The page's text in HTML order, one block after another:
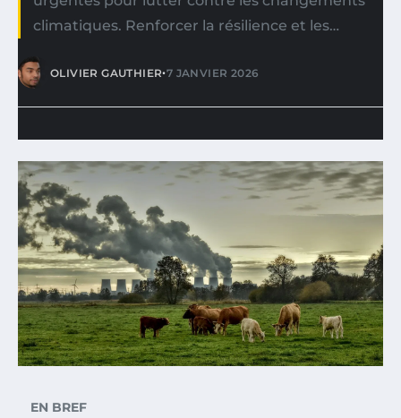
climatiques. Renforcer la résilience et les…
OLIVIER GAUTHIER•7 JANVIER 2026
EN BREF